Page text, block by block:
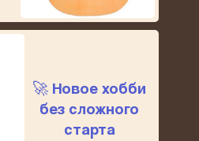
🚀 Новое хобби
без сложного
старта